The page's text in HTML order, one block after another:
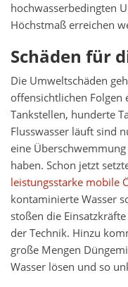
hochwasserbedingten
Höchstmaß erreichen
Schäden für
Die Umweltschäden
offensichtlichen Folgen
Tankstellen, hunderte
Flusswasser läuft sind
eine
haben. Schon jetzt
leistungsstarke mobile
kontaminierte Wasser
stoßen die
der Technik. Hinzu
große Mengen
Wasser lösen und so